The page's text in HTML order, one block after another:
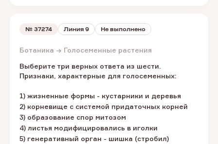
№ 37274 Линия 9 Не выполнено
Ботаника → Голосеменные растения
Выберите три верных ответа из шести.
Признаки, характерные для голосеменных:
1) жизненные формы - кустарники и деревья
2) корневище с системой придаточных корней
3) образование спор митозом
4) листья модифицировались в иголки
5) генеративный орган - шишка (стробил)